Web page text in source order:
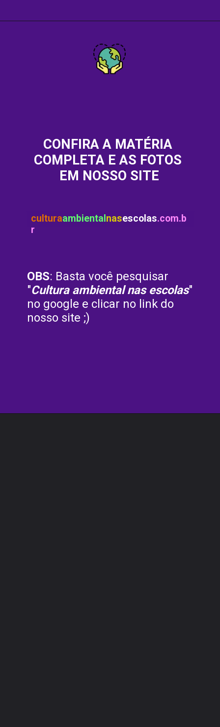
CONFIRA A MATÉRIA
COMPLETA E AS FOTOS
EM NOSSO SITE
culturaambiental nasescolas.com.b
r
OBS: Basta você pesquisar
"Cultura ambiental nas escolas"
no google e clicar no link do
nosso site ;)